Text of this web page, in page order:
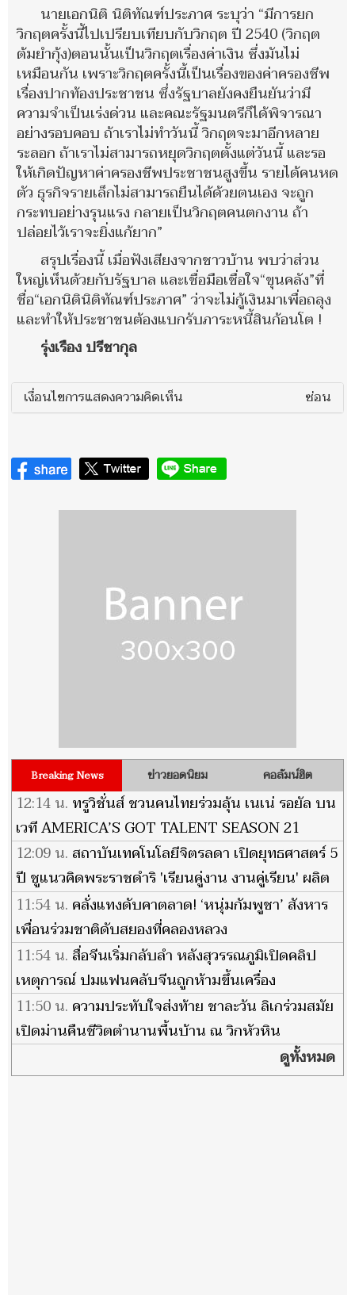
นายเอกนิติ นิติทัณฑ์ประภาศ ระบุว่า “มีการยก
วิกฤตครั้งนี้ไปเปรียบเทียบกับวิกฤต ปี 2540 (วิกฤต
ต้มยำกุ้ง)ตอนนั้นเป็นวิกฤตเรื่องค่าเงิน ซึ่งมันไม่
เหมือนกัน เพราะวิกฤตครั้งนี้เป็นเรื่องของค่าครองชีพ
เรื่องปากท้องประชาชน ซึ่งรัฐบาลยังคงยืนยันว่ามี
ความจําเป็นเร่งด่วน และคณะรัฐมนตรีก็ได้พิจารณา
อย่างรอบคอบ ถ้าเราไม่ทําวันนี้ วิกฤตจะมาอีกหลาย
ระลอก ถ้าเราไม่สามารถหยุดวิกฤตตั้งแต่วันนี้ และรอ
ให้เกิดปัญหาค่าครองชีพประชาชนสูงขึ้น รายได้คนหด
ตัว ธุรกิจรายเล็กไม่สามารถยืนได้ด้วยตนเอง จะถูก
กระทบอย่างรุนแรง กลายเป็นวิกฤตคนตกงาน ถ้า
ปล่อยไว้เราจะยิ่งแก้ยาก”
สรุปเรื่องนี้ เมื่อฟังเสียงจากชาวบ้าน พบว่าส่วน
ใหญ่เห็นด้วยกับรัฐบาล และเชื่อมือเชื่อใจ“ขุนคลัง”ที่
ชื่อ“เอกนิตินิติทัณฑ์ประภาศ” ว่าจะไม่กู้เงินมาเพื่อถลุง
และทำให้ประชาชนต้องแบกรับภาระหนี้สินก้อนโต !
รุ่งเรือง ปรีชากุล
เงื่อนไขการแสดงความคิดเห็น ซ่อน
Breaking News ข่าวยอดนิยม คอลัมน์ฮิต
12:14 น. ทรูวิชั่นส์ ชวนคนไทยร่วมลุ้น เนเน่ รอยัล บน
เวที AMERICA’S GOT TALENT SEASON 21
12:09 น. สถาบันเทคโนโลยีจิตรลดา เปิดยุทธศาสตร์ 5
ปี ชูแนวคิดพระราชดำริ 'เรียนคู่งาน งานคู่เรียน' ผลิต
บัณฑิตนวัตกรรมตอบโจทย์ประเทศ
11:54 น. คลั่งแทงดับคาตลาด! ‘หนุ่มกัมพูชา’ สังหาร
เพื่อนร่วมชาติดับสยองที่คลองหลวง
11:54 น. สื่อจีนเริ่มกลับลำ หลังสุวรรณภูมิเปิดคลิป
เหตุการณ์ ปมแฟนคลับจีนถูกห้ามขึ้นเครื่อง
11:50 น. ความประทับใจส่งท้าย ชาละวัน ลิเกร่วมสมัย
เปิดม่านคืนชีวิตตำนานพื้นบ้าน ณ วิกหัวหิน
ดูทั้งหมด